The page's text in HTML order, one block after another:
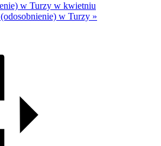
w Turzy w kwietniu
w Turzy »